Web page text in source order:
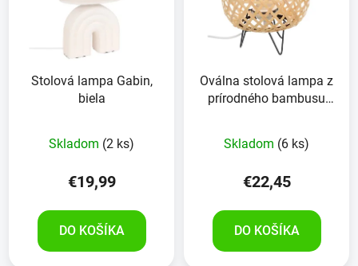
Stolová lampa Gabin,
biela
Skladom (2 ks)
€19,99
DO KOŠÍKA
Oválna stolová lampa z
prírodného bambusu
Skladom (6 ks)
€22,45
DO KOŠÍKA